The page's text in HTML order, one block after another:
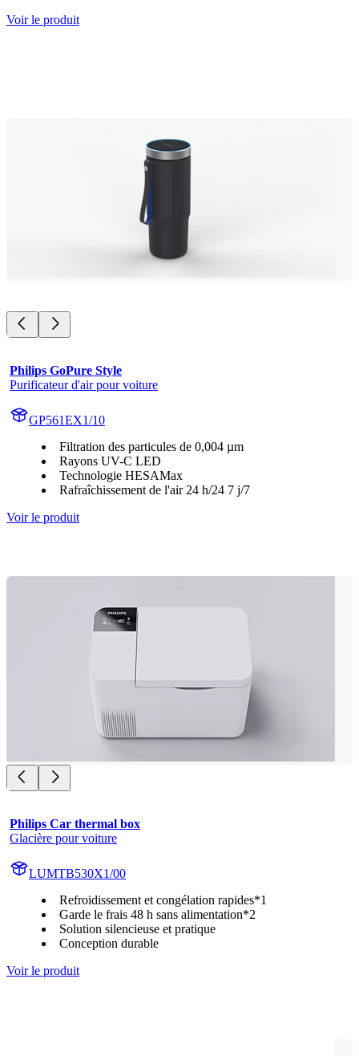
Voir le produit
Philips GoPure Style
Purificateur d'air pour voiture
GP561EX1/10
Filtration des particules de 0,004 µm
Rayons UV-C LED
Technologie HESAMax
Rafraîchissement de l'air 24 h/24 7 j/7
Voir le produit
Philips Car thermal box
Glacière pour voiture
LUMTB530X1/00
Refroidissement et congélation rapides*1
Garde le frais 48 h sans alimentation*2
Solution silencieuse et pratique
Conception durable
Voir le produit